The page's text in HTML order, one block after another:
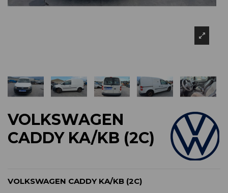
VOLKSWAGEN
CADDY KA/KB (2C)
VOLKSWAGEN CADDY KA/KB (2C)